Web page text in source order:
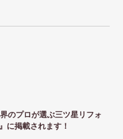
のプロが選ぶ三ツ星リフォ
に掲載されます！